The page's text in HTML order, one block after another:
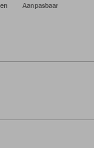
Aanpasbaar